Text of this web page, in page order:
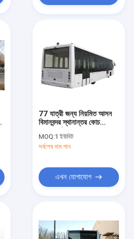
77 যাত্রী জন্য নিয়মিত আসন
বিমানবন্দর স্থানান্তর কোচ
MOQ:1 ইউনিট
সর্বশেষ দাম পান
এখন যোগাযোগ